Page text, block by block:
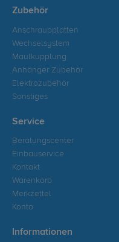
Zubehör
Anschraubplatten
Wechselsystem
Maulkupplung
Anhänger Zubehör
Elektrozubehör
Sonstiges
Service
Beratungscenter
Einbauservice
Kontakt
Warenkorb
Merkzettel
Konto
Informationen